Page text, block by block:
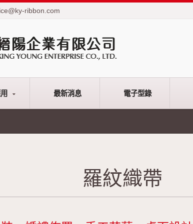
ribbon.com
最新消息 電子型錄
羅紋織帶